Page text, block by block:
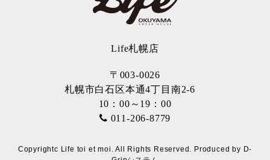
Life札幌店
〒003-0026
札幌市白石区本通4丁目南2-6
10：00～19：00
011-206-8779
Copyrightc Life toi et moi. All Rights Reserved. Produced by D-